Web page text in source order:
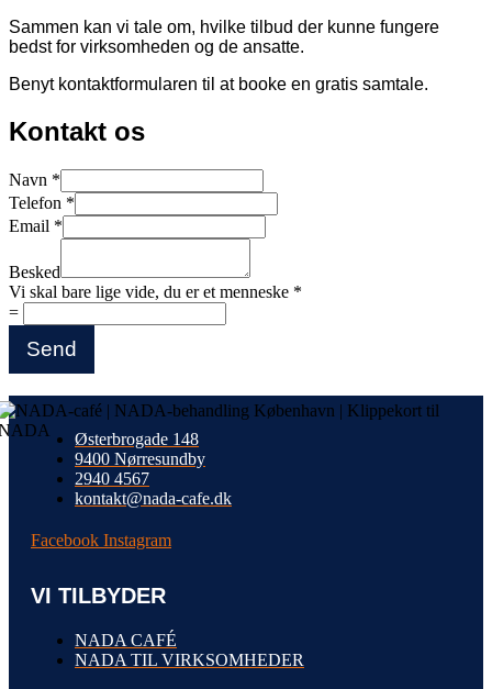
Sammen kan vi tale om, hvilke tilbud der kunne fungere
bedst for virksomheden og de ansatte.
Benyt kontaktformularen til at booke en gratis samtale.
Kontakt os
Navn *
Telefon *
Email *
Besked
Vi skal bare lige vide, du er et menneske *
=
Send
Østerbrogade 148
9400 Nørresundby
2940 4567
kontakt@nada-cafe.dk
Facebook Instagram
VI TILBYDER
NADA CAFÉ
NADA TIL VIRKSOMHEDER